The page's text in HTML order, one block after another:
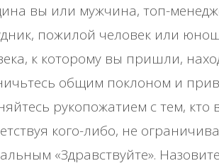
вы или мужчина, топ-
пожилой человек или
к которому вы пришли,
общим поклоном и
рукопожатием с тем, кто
кого-либо, не
«Здравствуйте».